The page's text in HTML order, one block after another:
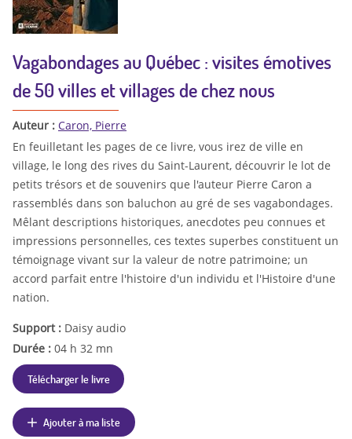
Vagabondages au Québec : visites émotives
de 50 villes et villages de chez nous
Auteur : Caron, Pierre
En feuilletant les pages de ce livre, vous irez de ville en
village, le long des rives du Saint-Laurent, découvrir le lot de
petits trésors et de souvenirs que l'auteur Pierre Caron a
rassemblés dans son baluchon au gré de ses vagabondages.
Mêlant descriptions historiques, anecdotes peu connues et
impressions personnelles, ces textes superbes constituent un
témoignage vivant sur la valeur de notre pa­trimoine; un
accord parfait entre l'histoire d'un individu et l'Histoire d'une
nation.
Support : Daisy audio
Durée : 04 h 32 mn
Télécharger le livre
Ajouter à ma liste